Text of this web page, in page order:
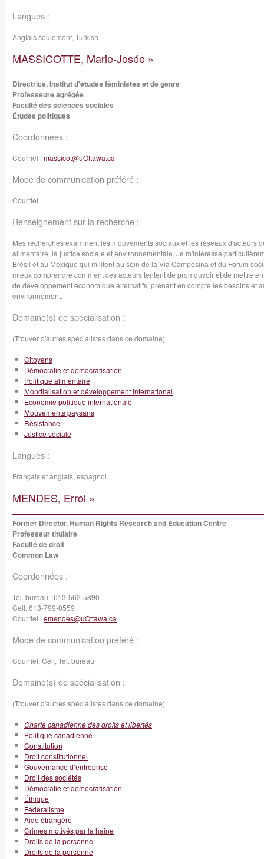
Langues :
Anglais seulement, Turkish
MASSICOTTE, Marie-Josée »
Directrice, Institut d'études féministes et de genre
Professeure agrégée
Faculté des sciences sociales
Études politiques
Coordonnées :
Courriel :massicot@uOttawa.ca
Mode de communication préféré :
Courriel
Renseignement sur la recherche :
Mes recherches examinent les mouvements sociaux et les réseaux d'acteurs
alimentaire, la justice sociale et environnementale. Je m'intéresse
Brésil et au Mexique qui militent au sein de la Via Campesina et du Forum
mieux comprendre comment ces acteurs tentent de promouvoir et de mettre
de développement économique alternatifs, prenant en compte les besoins et
environnement.
Domaine(s) de spécialisation :
(Trouver d'autres spécialistes dans ce domaine)
Citoyens
Démocratie et démocratisation
Politique alimentaire
Mondialisation et développement international
Économie politique internationale
Mouvements paysans
Résistance
Justice sociale
Langues :
Français et anglais, espagnol
MENDES, Errol »
Former Director, Human Rights Research and Education Centre
Professeur titulaire
Faculté de droit
Common Law
Coordonnées :
Tél. bureau :613-562-5890
Cell:613-799-0559
Courriel :emendes@uOttawa.ca
Mode de communication préféré :
Courriel, Cell, Tél. bureau
Domaine(s) de spécialisation :
(Trouver d'autres spécialistes dans ce domaine)
Charte canadienne des droits et libertés
Politique canadienne
Constitution
Droit constitutionnel
Gouvernance d’entreprise
Droit des sociétés
Démocratie et démocratisation
Éthique
Fédéralisme
Aide étrangère
Crimes motivés par la haine
Droits de la personne
Droits de la personne